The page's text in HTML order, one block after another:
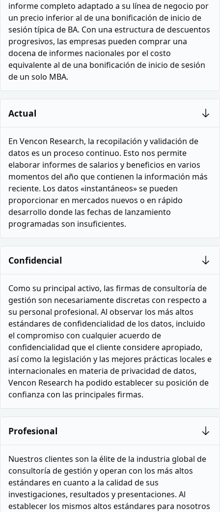
informe completo adaptado a su línea de negocio por
un precio inferior al de una bonificación de inicio de
sesión típica de BA. Con una estructura de descuentos
progresivos, las empresas pueden comprar una
docena de informes nacionales por el costo
equivalente al de una bonificación de inicio de sesión
de un solo MBA.
Actual
En Vencon Research, la recopilación y validación de
datos es un proceso continuo. Esto nos permite
elaborar informes de salarios y beneficios en varios
momentos del año que contienen la información más
reciente. Los datos «instantáneos» se pueden
proporcionar en mercados nuevos o en rápido
desarrollo donde las fechas de lanzamiento
programadas son insuficientes.
Confidencial
Como su principal activo, las firmas de consultoría de
gestión son necesariamente discretas con respecto a
su personal profesional. Al observar los más altos
estándares de confidencialidad de los datos, incluido
el compromiso con cualquier acuerdo de
confidencialidad que el cliente considere apropiado,
así como la legislación y las mejores prácticas locales e
internacionales en materia de privacidad de datos,
Vencon Research ha podido establecer su posición de
confianza con las principales firmas.
Profesional
Nuestros clientes son la élite de la industria global de
consultoría de gestión y operan con los más altos
estándares en cuanto a la calidad de sus
investigaciones, resultados y presentaciones. Al
establecer los mismos altos estándares para nosotros